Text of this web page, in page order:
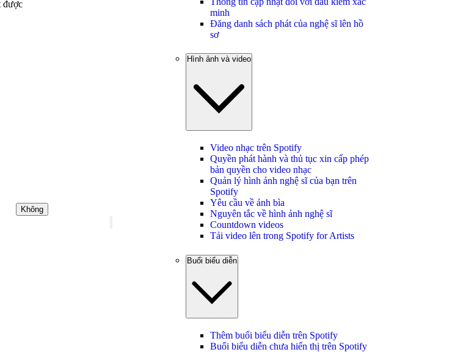
được
Không
minh
Đăng danh sách phát của nghệ sĩ lên hồ
sơ
Hình ảnh và video
Video nhạc trên Spotify
Quyền phát hành và thủ tục xin cấp phép
bản quyền cho video nhạc
Quản lý hình ảnh nghệ sĩ của bạn trên
Spotify
Yêu cầu về ảnh bìa
Nguyên tắc về hình ảnh nghệ sĩ
Countdown videos
Tải video lên trong Spotify for Artists
Buổi biểu diễn
Thêm buổi biểu diễn trên Spotify
Buổi biểu diễn chưa hiển thị trên Spotify